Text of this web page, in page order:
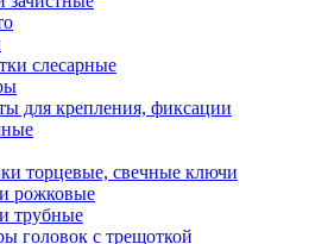
слесарные
для крепления, фиксации
торцевые, свечные ключи
рожковые
трубные
головок c трещоткой